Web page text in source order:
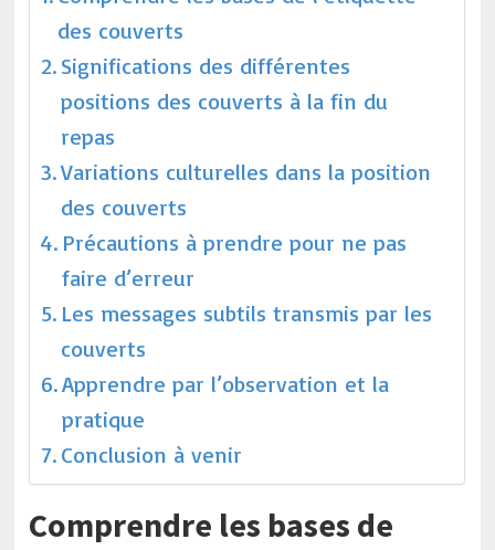
des couverts
Significations des différentes
positions des couverts à la fin du
repas
Variations culturelles dans la position
des couverts
Précautions à prendre pour ne pas
faire d’erreur
Les messages subtils transmis par les
couverts
Apprendre par l’observation et la
pratique
Conclusion à venir
Comprendre les bases de